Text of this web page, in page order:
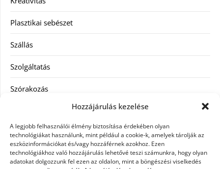
Hozzájárulás kezelése
A legjobb felhasználói élmény biztosítása érdekében olyan
technológiákat használunk, mint például a cookie-k, amelyek tárolják az
eszközinformációkat és/vagy hozzáférnek azokhoz. Ezen
technológiákhoz való hozzájárulás lehetővé teszi számunkra, hogy olyan
adatokat dolgozzunk fel ezen az oldalon, mint a böngészési viselkedés
Plasztikai sebészet
Szállás
Szolgáltatás
Szórakozás
Vásárlás
Víztisztítás